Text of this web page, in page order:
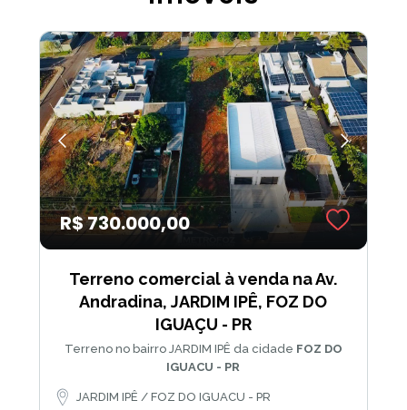
R$ 730.000,00
Terreno comercial à venda na Av.
Andradina, JARDIM IPÊ, FOZ DO
IGUAÇU - PR
Terreno no bairro JARDIM IPÊ da cidade FOZ DO
IGUACU - PR
JARDIM IPÊ / FOZ DO IGUACU - PR